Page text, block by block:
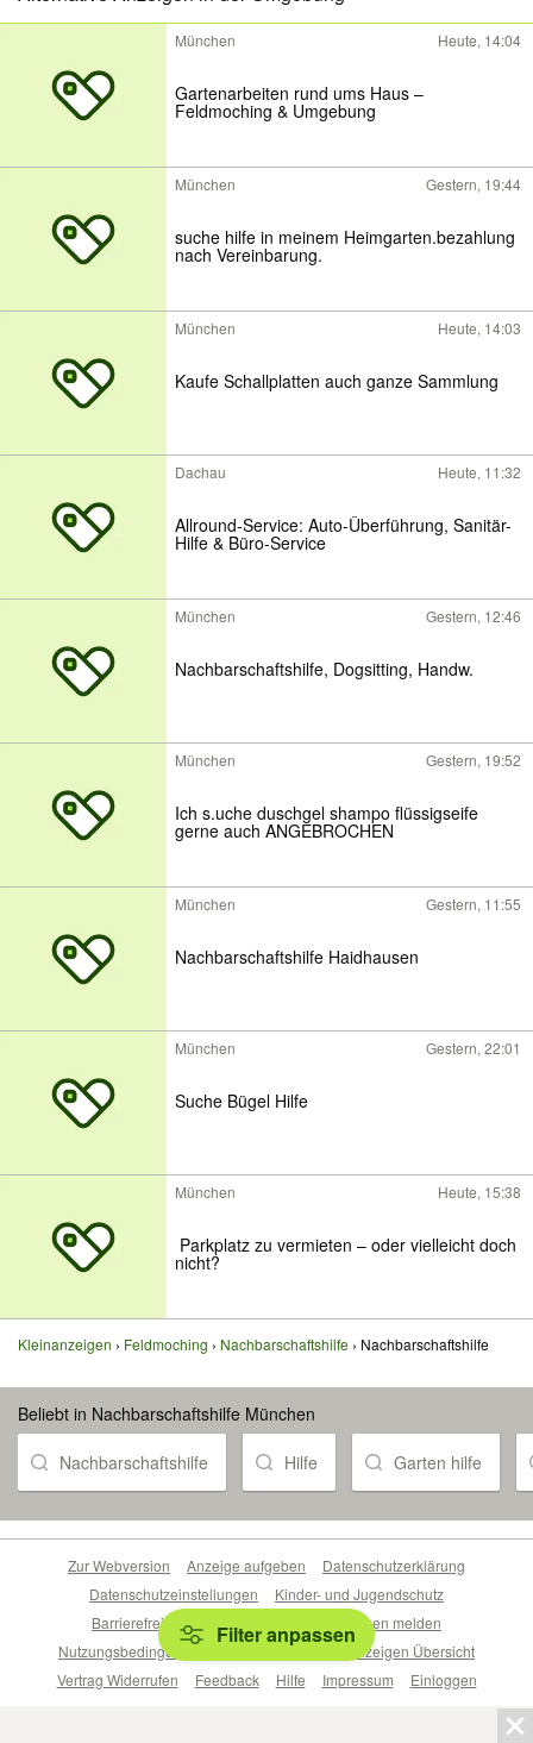
München Heute, 14:04
Gartenarbeiten rund ums Haus –
Feldmoching & Umgebung
München Gestern, 19:44
suche hilfe in meinem Heimgarten.bezahlung
nach Vereinbarung.
München Heute, 14:03
Kaufe Schallplatten auch ganze Sammlung
Dachau Heute, 11:32
Allround-Service: Auto-Überführung, Sanitär-
Hilfe & Büro-Service
München Gestern, 12:46
Nachbarschaftshilfe, Dogsitting, Handw.
München Gestern, 19:52
Ich s.uche duschgel shampo flüssigseife
gerne auch ANGEBROCHEN
München Gestern, 11:55
Nachbarschaftshilfe Haidhausen
München Gestern, 22:01
Suche Bügel Hilfe
München Heute, 15:38
️ Parkplatz zu vermieten – oder vielleicht doch
nicht?
Kleinanzeigen Feldmoching Nachbarschaftshilfe Nachbarschaftshilfe
Beliebt in Nachbarschaftshilfe München
Nachbarschaftshilfe Hilfe Garten hilfe
Filter anpassen
Zur Webversion Anzeige aufgeben
Datenschutzerklärung
Datenschutzeinstellungen
Kinder- und Jugendschutz
Barrierefreiheitserklärung
Sicherheitslücken melden
Nutzungsbedingungen
Beliebte Suchen
Anzeigen Übersicht
Vertrag Widerrufen
Feedback Hilfe Impressum Einloggen